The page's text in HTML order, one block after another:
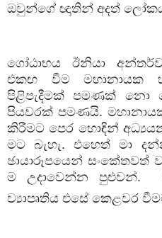
ඔවුන්ගේ ඥාතින් අදත්
ගෝඨාභය ඊනියා
එකඟ වීම මහානායක
පිළිපැදීමක් පමණක් නො
පියවරක් පමණයි.
කිරීමට පෙර හොඳින්
මට බැහැ. එහෙත් මා
ඡායාරූපයෙන් සංකේතවත්
ම උදාවෙන්න පුළුවන්.
ව්‍යාපෘතිය එසේ කෙළවර